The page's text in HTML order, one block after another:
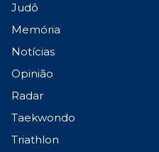
Judô
Memória
Notícias
Opinião
Radar
Taekwondo
Triathlon